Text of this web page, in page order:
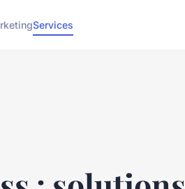
Services